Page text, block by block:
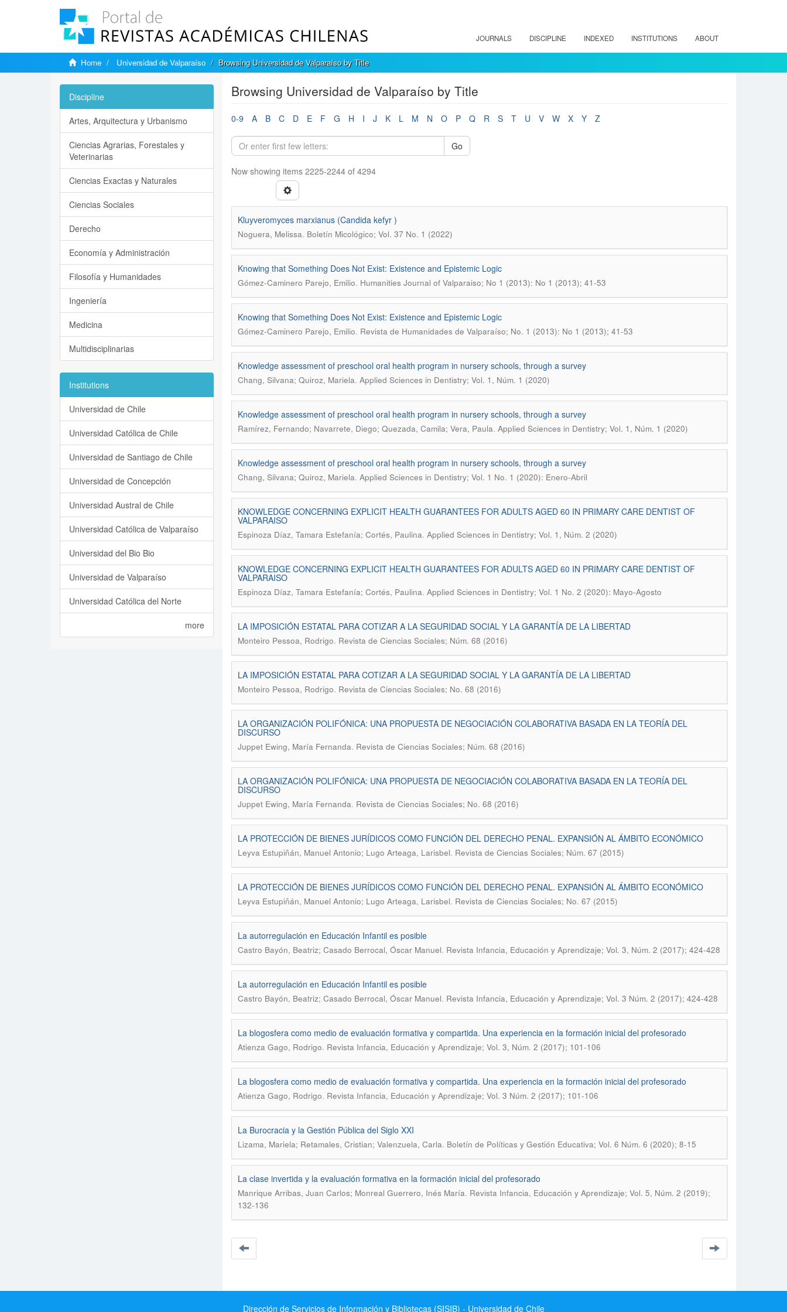
JOURNALS DISCIPLINE INDEXED INSTITUTIONS ABOUT
Home Universidad de Valparaíso Browsing Universidad de Valparaíso by Title
Browsing Universidad de Valparaíso by Title
0-9 A B C D E F G H I J K L M N O P Q R S T U V W X Y Z
Go
Now showing items 2225-2244 of 4294
Kluyveromyces marxianus (Candida kefyr )
Noguera, Melissa. Boletín Micológico; Vol. 37 No. 1 (2022)
Knowing that Something Does Not Exist: Existence and Epistemic Logic
Gómez-Caminero Parejo, Emilio. Humanities Journal of Valparaiso; No 1 (2013): No 1 (2013); 41-53
Knowing that Something Does Not Exist: Existence and Epistemic Logic
Gómez-Caminero Parejo, Emilio. Revista de Humanidades de Valparaíso; No. 1 (2013): No 1 (2013); 41-53
Knowledge assessment of preschool oral health program in nursery schools, through a survey
Chang, Silvana; Quiroz, Mariela. Applied Sciences in Dentistry; Vol. 1, Núm. 1 (2020)
Knowledge assessment of preschool oral health program in nursery schools, through a survey
Ramírez, Fernando; Navarrete, Diego; Quezada, Camila; Vera, Paula. Applied Sciences in Dentistry; Vol. 1, Núm. 1 (2020)
Knowledge assessment of preschool oral health program in nursery schools, through a survey
Chang, Silvana; Quiroz, Mariela. Applied Sciences in Dentistry; Vol. 1 No. 1 (2020): Enero-Abril
KNOWLEDGE CONCERNING EXPLICIT HEALTH GUARANTEES FOR ADULTS AGED 60 IN PRIMARY CARE DENTIST OF
VALPARAISO
Espinoza Díaz, Tamara Estefanía; Cortés, Paulina. Applied Sciences in Dentistry; Vol. 1, Núm. 2 (2020)
KNOWLEDGE CONCERNING EXPLICIT HEALTH GUARANTEES FOR ADULTS AGED 60 IN PRIMARY CARE DENTIST OF
VALPARAISO
Espinoza Díaz, Tamara Estefanía; Cortés, Paulina. Applied Sciences in Dentistry; Vol. 1 No. 2 (2020): Mayo-Agosto
LA IMPOSICIÓN ESTATAL PARA COTIZAR A LA SEGURIDAD SOCIAL Y LA GARANTÍA DE LA LIBERTAD
Monteiro Pessoa, Rodrigo. Revista de Ciencias Sociales; Núm. 68 (2016)
LA IMPOSICIÓN ESTATAL PARA COTIZAR A LA SEGURIDAD SOCIAL Y LA GARANTÍA DE LA LIBERTAD
Monteiro Pessoa, Rodrigo. Revista de Ciencias Sociales; No. 68 (2016)
LA ORGANIZACIÓN POLIFÓNICA: UNA PROPUESTA DE NEGOCIACIÓN COLABORATIVA BASADA EN LA TEORÍA DEL
DISCURSO
Juppet Ewing, María Fernanda. Revista de Ciencias Sociales; Núm. 68 (2016)
LA ORGANIZACIÓN POLIFÓNICA: UNA PROPUESTA DE NEGOCIACIÓN COLABORATIVA BASADA EN LA TEORÍA DEL
DISCURSO
Juppet Ewing, María Fernanda. Revista de Ciencias Sociales; No. 68 (2016)
LA PROTECCIÓN DE BIENES JURÍDICOS COMO FUNCIÓN DEL DERECHO PENAL. EXPANSIÓN AL ÁMBITO ECONÓMICO
Leyva Estupiñán, Manuel Antonio; Lugo Arteaga, Larisbel. Revista de Ciencias Sociales; Núm. 67 (2015)
LA PROTECCIÓN DE BIENES JURÍDICOS COMO FUNCIÓN DEL DERECHO PENAL. EXPANSIÓN AL ÁMBITO ECONÓMICO
Leyva Estupiñán, Manuel Antonio; Lugo Arteaga, Larisbel. Revista de Ciencias Sociales; No. 67 (2015)
La autorregulación en Educación Infantil es posible
Castro Bayón, Beatriz; Casado Berrocal, Óscar Manuel. Revista Infancia, Educación y Aprendizaje; Vol. 3, Núm. 2 (2017); 424-428
La autorregulación en Educación Infantil es posible
Castro Bayón, Beatriz; Casado Berrocal, Óscar Manuel. Revista Infancia, Educación y Aprendizaje; Vol. 3 Núm. 2 (2017); 424-428
La blogosfera como medio de evaluación formativa y compartida. Una experiencia en la formación inicial del profesorado
Atienza Gago, Rodrigo. Revista Infancia, Educación y Aprendizaje; Vol. 3, Núm. 2 (2017); 101-106
La blogosfera como medio de evaluación formativa y compartida. Una experiencia en la formación inicial del profesorado
Atienza Gago, Rodrigo. Revista Infancia, Educación y Aprendizaje; Vol. 3 Núm. 2 (2017); 101-106
La Burocracia y la Gestión Pública del Siglo XXI
Lizama, Mariela; Retamales, Cristian; Valenzuela, Carla. Boletín de Políticas y Gestión Educativa; Vol. 6 Núm. 6 (2020); 8-15
La clase invertida y la evaluación formativa en la formación inicial del profesorado
Manrique Arribas, Juan Carlos; Monreal Guerrero, Inés María. Revista Infancia, Educación y Aprendizaje; Vol. 5, Núm. 2 (2019);
132-136
Discipline
Artes, Arquitectura y Urbanismo
Ciencias Agrarias, Forestales y
Veterinarias
Ciencias Exactas y Naturales
Ciencias Sociales
Derecho
Economía y Administración
Filosofía y Humanidades
Ingeniería
Medicina
Multidisciplinarias
Institutions
Universidad de Chile
Universidad Católica de Chile
Universidad de Santiago de Chile
Universidad de Concepción
Universidad Austral de Chile
Universidad Católica de Valparaíso
Universidad del Bio Bio
Universidad de Valparaíso
Universidad Católica del Norte
more
Dirección de Servicios de Información y Bibliotecas (SISIB) - Universidad de Chile